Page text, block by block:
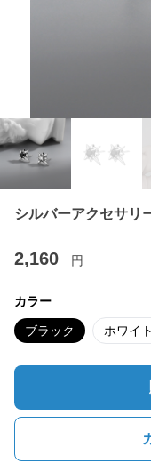
シルバーアクセサリ
2,160 円
カラー
ブラック ホワイト